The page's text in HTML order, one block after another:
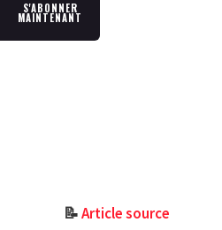
S'ABONNER
MAINTENANT
📝Article source